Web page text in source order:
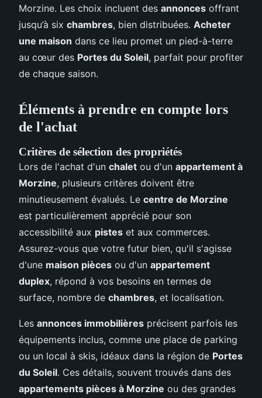
Morzine. Les choix incluent des annonces offrant
jusqu’à six chambres, bien distribuées. Acheter
une maison dans ce lieu promet un pied-à-terre
au cœur des Portes du Soleil, parfait pour profiter
de chaque saison.
Éléments à prendre en compte lors
de l'achat
Critères de sélection des propriétés
Lors de l'achat d'un chalet ou d'un appartement à
Morzine, plusieurs critères doivent être
minutieusement évalués. Le centre de Morzine
est particulièrement apprécié pour son
accessibilité aux pistes et aux commerces.
Assurez-vous que votre futur bien, qu'il s'agisse
d'une maison pièces ou d'un appartement
duplex, répond à vos besoins en termes de
surface, nombre de chambres, et localisation.
Les annonces immobilières précisent parfois les
équipements inclus, comme une place de parking
ou un local à skis, idéaux dans la région de Portes
du Soleil. Ces détails, souvent trouvés dans des
appartements pièces à Morzine ou des grandes